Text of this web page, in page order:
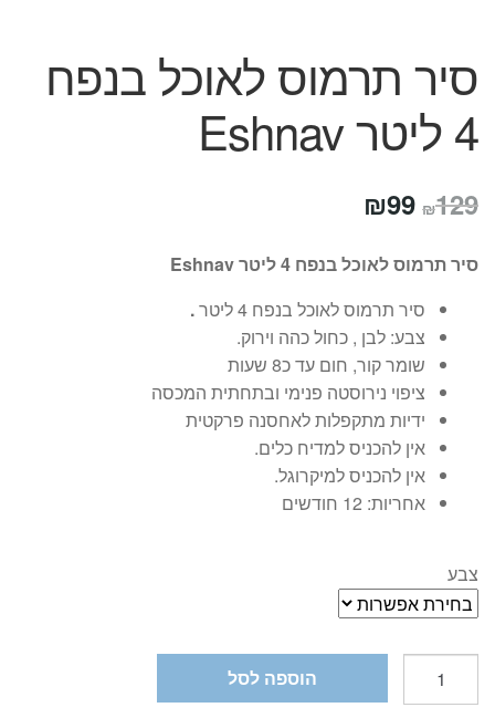
סיר תרמוס לאוכל בנפח
4 ליטר Eshnav
₪129 המחיר
היה:
₪129.
₪99
הוא:
₪99.
סיר תרמוס לאוכל בנפח 4 ליטר Eshnav
סיר תרמוס לאוכל בנפח 4 ליטר
.
צבע: לבן , כחול כהה וירוק.
שומר קור, חום עד כ8 שעות
ציפוי נירוסטה פנימי ובתחתית המכסה
ידיות מתקפלות לאחסנה פרקטית
אין להכניס למדיח כלים.
אין להכניס למיקרוגל.
אחריות: 12 חודשים
צבע
הוספה לסל